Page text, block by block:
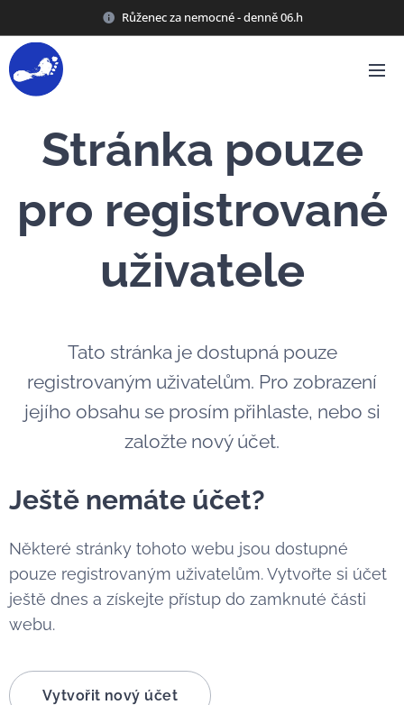
Růženec za nemocné - denně 06.h
Stránka pouze
pro registrované
uživatele
Tato stránka je dostupná pouze
registrovaným uživatelům. Pro zobrazení
jejího obsahu se prosím přihlaste, nebo si
založte nový účet.
Ještě nemáte účet?
Některé stránky tohoto webu jsou dostupné
pouze registrovaným uživatelům. Vytvořte si účet
ještě dnes a získejte přístup do zamknuté části
webu.
Vytvořit nový účet